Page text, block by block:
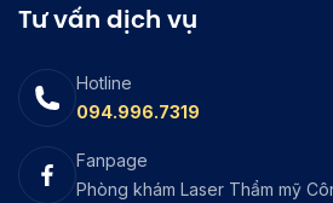
Tư vấn dịch vụ
Hotline
094.996.7319
Fanpage
Phòng khám Laser Thẩm mỹ